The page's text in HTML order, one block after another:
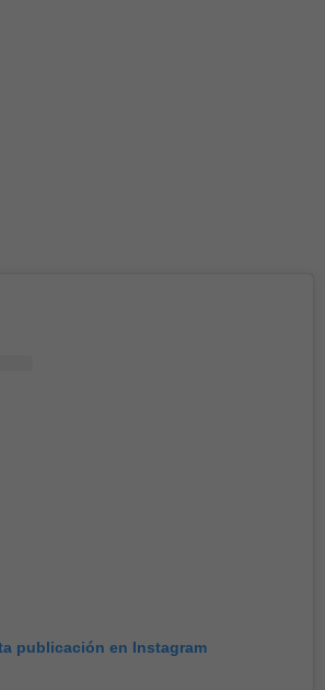
publicación en Instagram